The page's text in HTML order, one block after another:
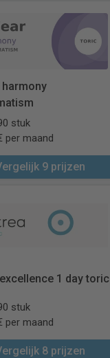
harmony
stuk
per maand
9 prijzen
1 day toric
stuk
per maand
8 prijzen